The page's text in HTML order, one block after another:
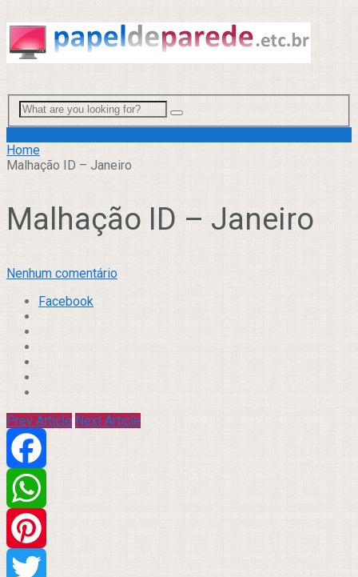
Home
Malhação ID – Janeiro
Malhação ID – Janeiro
Nenhum comentário
Facebook
Prev Article Next Article
Facebook
WhatsApp
Pinterest